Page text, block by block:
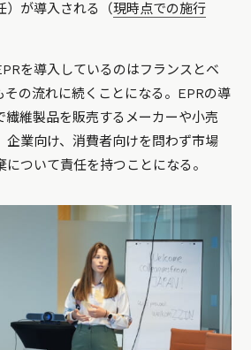
）が導入される（現時点での施行
を導入しているのはフランスとベ
その流れに続くことになる。EPRの導
繊維製品を販売するメーカーや小売
企業向け、消費者向けを問わず市場
ついて責任を持つことになる。